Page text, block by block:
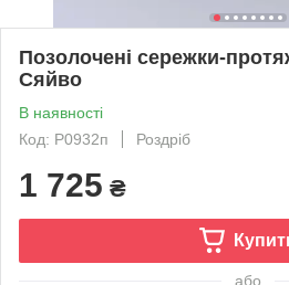
Позолочені сережки-
Сяйво
В наявності
Код: Р0932п
Роздріб
1 725 ₴
або